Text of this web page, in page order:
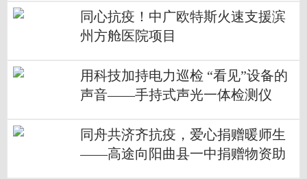
同心抗疫！中广欧特斯火速支援滨
州方舱医院项目
用科技加持电力巡检 “看见”设备的
声音——手持式声光一体检测仪
同舟共济齐抗疫，爱心捐赠暖师生
——高途向阳曲县一中捐赠物资助